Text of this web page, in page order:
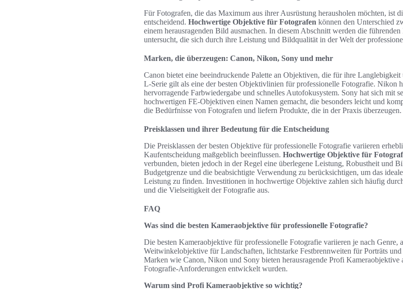
Für Fotografen, die das Maximum aus ihrer Ausrüstung herausholen möchten, ist
entscheidend. Hochwertige Objektive für Fotografen können den Unterschied
einem herausragenden Bild ausmachen. In diesem Abschnitt werden die
untersucht, die sich durch ihre Leistung und Bildqualität in der Welt der
Marken, die überzeugen: Canon, Nikon, Sony und mehr
Canon bietet eine beeindruckende Palette an Objektiven, die für ihre
L-Serie gilt als eine der besten Objektivlinien für professionelle Fotografie. Nikon
hervorragende Farbwiedergabe und schnelles Autofokusystem. Sony hat sich mit
hochwertigen FE-Objektiven einen Namen gemacht, die besonders leicht und
die Bedürfnisse von Fotografen und liefern Produkte, die in der Praxis überzeugen.
Preisklassen und ihrer Bedeutung für die Entscheidung
Die Preisklassen der besten Objektive für professionelle Fotografie variieren
Kaufentscheidung maßgeblich beeinflussen. Hochwertige Objektive für
verbunden, bieten jedoch in der Regel eine überlegene Leistung, Robustheit und
Budgetgrenze und die beabsichtigte Verwendung zu berücksichtigen, um das
Leistung zu finden. Investitionen in hochwertige Objektive zahlen sich häufig
und die Vielseitigkeit der Fotografie aus.
FAQ
Was sind die besten Kameraobjektive für professionelle Fotografie?
Die besten Kameraobjektive für professionelle Fotografie variieren je nach Genre,
Weitwinkelobjektive für Landschaften, lichtstarke Festbrennweiten für Porträts
Marken wie Canon, Nikon und Sony bieten herausragende Profi
Fotografie-Anforderungen entwickelt wurden.
Warum sind Profi Kameraobjektive so wichtig?